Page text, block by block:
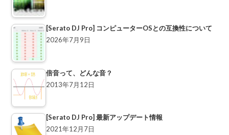
[Serato DJ Pro] コンピューターOSとの互換性について
2026年7月9日
倍音って、どんな音？
2013年7月12日
[Serato DJ Pro] 最新アップデート情報
2021年12月7日